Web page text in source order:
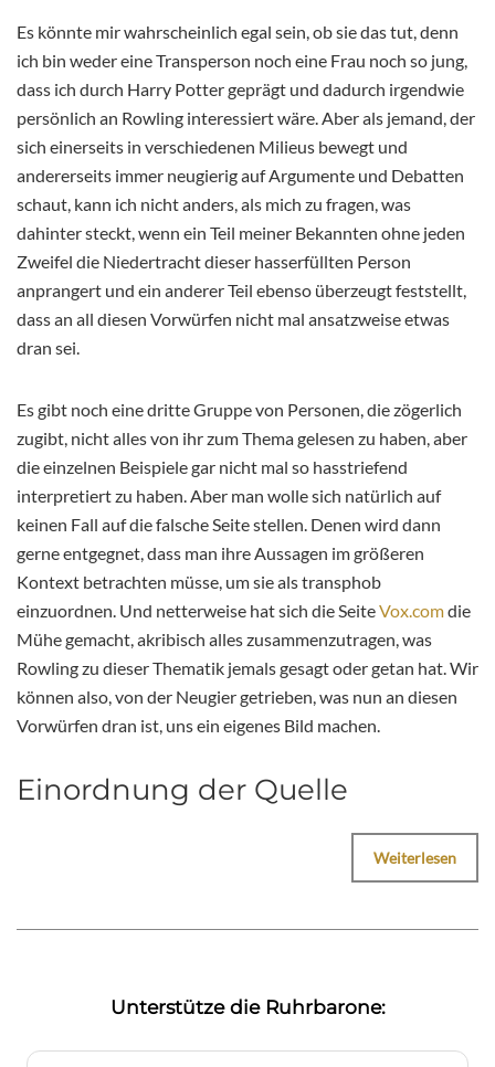
Es könnte mir wahrscheinlich egal sein, ob sie das tut, denn
ich bin weder eine Transperson noch eine Frau noch so jung,
dass ich durch Harry Potter geprägt und dadurch irgendwie
persönlich an Rowling interessiert wäre. Aber als jemand, der
sich einerseits in verschiedenen Milieus bewegt und
andererseits immer neugierig auf Argumente und Debatten
schaut, kann ich nicht anders, als mich zu fragen, was
dahinter steckt, wenn ein Teil meiner Bekannten ohne jeden
Zweifel die Niedertracht dieser hasserfüllten Person
anprangert und ein anderer Teil ebenso überzeugt feststellt,
dass an all diesen Vorwürfen nicht mal ansatzweise etwas
dran sei.
Es gibt noch eine dritte Gruppe von Personen, die zögerlich
zugibt, nicht alles von ihr zum Thema gelesen zu haben, aber
die einzelnen Beispiele gar nicht mal so hasstriefend
interpretiert zu haben. Aber man wolle sich natürlich auf
keinen Fall auf die falsche Seite stellen. Denen wird dann
gerne entgegnet, dass man ihre Aussagen im größeren
Kontext betrachten müsse, um sie als transphob
einzuordnen. Und netterweise hat sich die SeiteVox.comdie
Mühe gemacht, akribisch alles zusammenzutragen, was
Rowling zu dieser Thematik jemals gesagt oder getan hat. Wir
können also, von der Neugier getrieben, was nun an diesen
Vorwürfen dran ist, uns ein eigenes Bild machen.
Einordnung der Quelle
Weiterlesen
Unterstütze die Ruhrbarone: